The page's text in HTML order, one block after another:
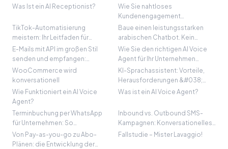
Unternehmen online zu bringen
Vertriebsmitarbeiter vom Rest
abheben
Was Ist ein AI Receptionist?
Wie Sie nahtloses
Kundenengagement
gewährleisten, wenn JavaScript
nicht verfügbar ist
TikTok-Automatisierung
meistern: Ihr Leitfaden für
Unternehmenswachstum
Baue einen leistungsstarken
arabischen Chatbot. Kein
Programmieren, keine
Sprachbarrieren.
E-Mails mit API im großen Stil
senden und empfangen:
Steigern Sie Ihre
Kundenbindung
Wie Sie den richtigen AI Voice
Agent für Ihr Unternehmen
wählen
WooCommerce wird
konversationell
KI-Sprachassistent: Vorteile,
Herausforderungen &#038;
Praxisbeispiele für Unternehmen
Wie Funktioniert ein AI Voice
Agent?
Was ist ein AI Voice Agent?
Terminbuchung per WhatsApp
für Unternehmen: So
automatisieren Sie Ihr System
Inbound vs. Outbound SMS-
Kampagnen: Konversationelles
Wachstum vorantreiben
Von Pay-as-you-go zu Abo-
Plänen: die Entwicklung der
Fallstudie – Mister Lavaggio!